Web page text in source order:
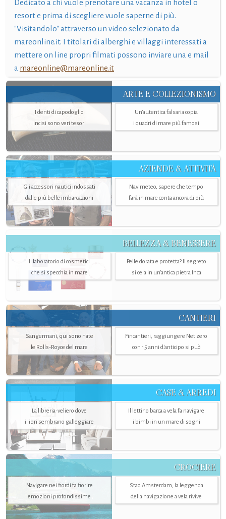
Dedicato a chi vuole prenotare una vacanza in hotel o
resort e prima di scegliere vuole saperne di più.
"Visitandolo" attraverso un video selezionato da
mareonline.it. I titolari di alberghi e villaggi interessati a
mettere on line propri filmati possono inviare una e mail
a mareonline@mareonline.it
ARTE E COLLEZIONISMO
I denti di capodoglio
incisi sono veri tesori
Un’autentica falsaria copia
i quadri di mare più famosi
AZIENDE & ATTIVITÀ
Gli accessori nautici indossati
dalle più belle imbarcazioni
Navimeteo, sapere che tempo
farà in mare conta ancora di più
BELLEZZA & BENESSERE
Il laboratorio di cosmetici
che si specchia in mare
Pelle dorata e protetta? Il segreto
si cela in un’antica pietra Inca
CANTIERI
Sangermani, qui sono nate
le Rolls-Royce del mare
Fincantieri, raggiungere Net zero
con 15 anni d'anticipo si può
CASE & ARREDI
La libreria-veliero dove
i libri sembrano galleggiare
Il lettino barca a vela fa navigare
i bimbi in un mare di sogni
CROCIERE
Navigare nei fiordi fa fiorire
emozioni profondissime
Stad Amsterdam, la leggenda
della navigazione a vela rivive